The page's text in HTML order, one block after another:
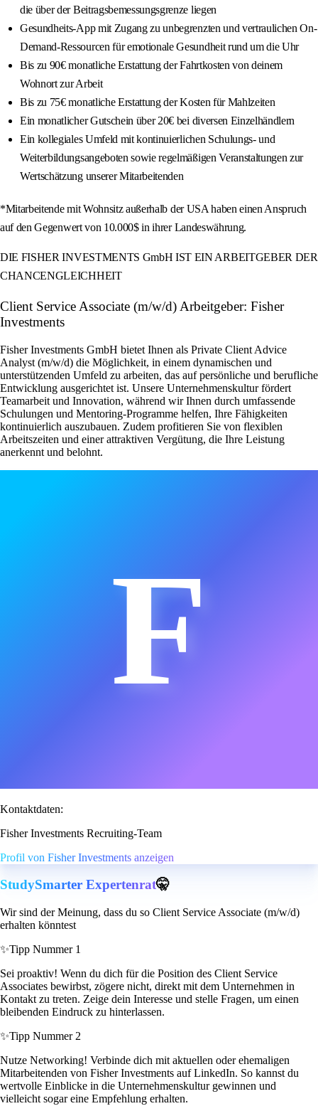
die über der Beitragsbemessungsgrenze liegen
Gesundheits-App mit Zugang zu unbegrenzten und vertraulichen On-
Demand-Ressourcen für emotionale Gesundheit rund um die Uhr
Bis zu 90€ monatliche Erstattung der Fahrtkosten von deinem
Wohnort zur Arbeit
Bis zu 75€ monatliche Erstattung der Kosten für Mahlzeiten
Ein monatlicher Gutschein über 20€ bei diversen Einzelhändlern
Ein kollegiales Umfeld mit kontinuierlichen Schulungs- und
Weiterbildungsangeboten sowie regelmäßigen Veranstaltungen zur
Wertschätzung unserer Mitarbeitenden
*Mitarbeitende mit Wohnsitz außerhalb der USA haben einen Anspruch
auf den Gegenwert von 10.000$ in ihrer Landeswährung.
DIE FISHER INVESTMENTS GmbH IST EIN ARBEITGEBER DER
CHANCENGLEICHHEIT
Client Service Associate (m/w/d) Arbeitgeber: Fisher
Investments
Fisher Investments GmbH bietet Ihnen als Private Client Advice
Analyst (m/w/d) die Möglichkeit, in einem dynamischen und
unterstützenden Umfeld zu arbeiten, das auf persönliche und berufliche
Entwicklung ausgerichtet ist. Unsere Unternehmenskultur fördert
Teamarbeit und Innovation, während wir Ihnen durch umfassende
Schulungen und Mentoring-Programme helfen, Ihre Fähigkeiten
kontinuierlich auszubauen. Zudem profitieren Sie von flexiblen
Arbeitszeiten und einer attraktiven Vergütung, die Ihre Leistung
anerkennt und belohnt.
F
Kontaktdaten:
Fisher Investments Recruiting-Team
Profil von Fisher Investments anzeigen
StudySmarter Expertenrat🤫
Wir sind der Meinung, dass du so Client Service Associate (m/w/d)
erhalten könntest
✨Tipp Nummer 1
Sei proaktiv! Wenn du dich für die Position des Client Service
Associates bewirbst, zögere nicht, direkt mit dem Unternehmen in
Kontakt zu treten. Zeige dein Interesse und stelle Fragen, um einen
bleibenden Eindruck zu hinterlassen.
✨Tipp Nummer 2
Nutze Networking! Verbinde dich mit aktuellen oder ehemaligen
Mitarbeitenden von Fisher Investments auf LinkedIn. So kannst du
wertvolle Einblicke in die Unternehmenskultur gewinnen und
vielleicht sogar eine Empfehlung erhalten.